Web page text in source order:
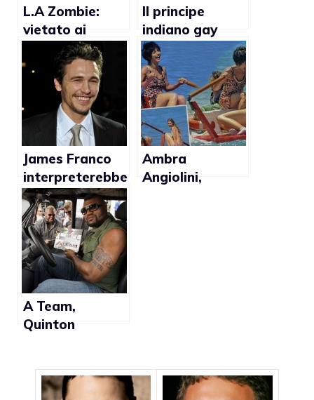
L.A Zombie:
vietato ai
minori in Nuova
Zelanda
Il principe
indiano gay
sarà
protagonista di
un
documentario
James Franco
interpreterebbe
nuovamente un
ruolo gay
Ambra
Angiolini,
A Team,
Quinton
“Recitare?